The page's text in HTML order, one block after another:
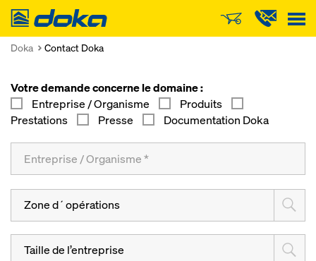
Doka
Doka Contact Doka
Votre demande concerne le domaine :
Entreprise / Organisme
Produits
Prestations
Presse Documentation Doka
Zone d´opérations
Taille de l’entreprise